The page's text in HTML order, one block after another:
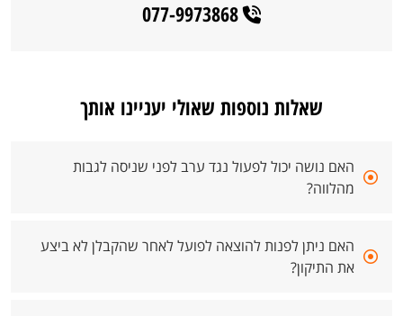
077-9973868
שאלות נוספות שאולי יעניינו אותך
האם נושה יכול לפעול נגד ערב לפני שניסה לגבות
מהלווה?
האם ניתן לפנות להוצאה לפועל לאחר שהקבלן לא ביצע
את התיקון?